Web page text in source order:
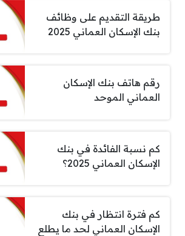
طريقة التقديم على وظائف
بنك الإسكان العماني 2025
رقم هاتف بنك الإسكان
العماني الموحد
كم نسبة الفائدة في بنك
الإسكان العماني 2025؟
كم فترة انتظار في بنك
الإسكان العماني لحد ما يطلع